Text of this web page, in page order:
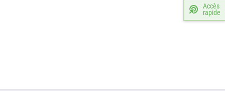
Accès
rapide